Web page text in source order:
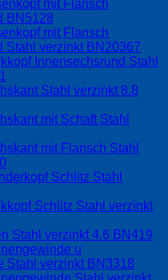
mit Flansch
BN5128
mit Flansch
Stahl verzinkt BN20367
Innensechsrund Stahl
Stahl verzinkt 8.8
mit Schaft Stahl
mit Flansch Stahl
Schlitz Stahl
Schlitz Stahl verzinkt
Stahl verzinkt 4.6 BN419
u
Stahl verzinkt BN3318